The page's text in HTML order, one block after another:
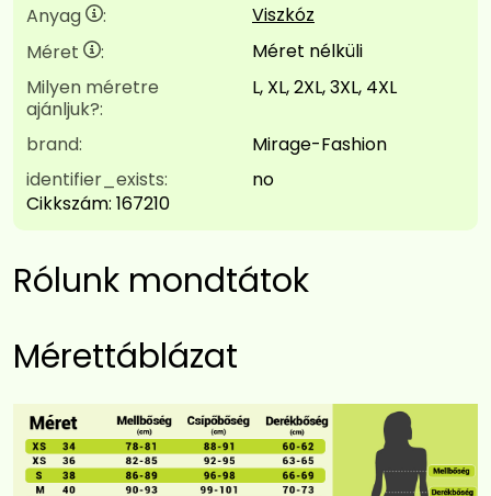
Anyag :
Viszkóz
Méret
:
Méret nélküli
Milyen méretre
ajánljuk?:
L, XL, 2XL, 3XL, 4XL
brand:
Mirage-Fashion
identifier_exists:
no
Cikkszám: 167210
Rólunk mondtátok
Mérettáblázat